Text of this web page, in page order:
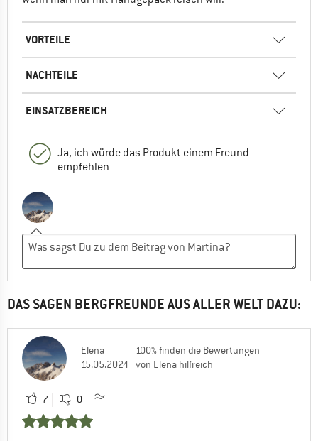
VORTEILE
NACHTEILE
EINSATZBEREICH
Ja, ich würde das Produkt einem Freund
empfehlen
DAS SAGEN BERGFREUNDE AUS ALLER WELT DAZU:
Elena
15.05.2024
100% finden die Bewertungen
von Elena hilfreich
7 0